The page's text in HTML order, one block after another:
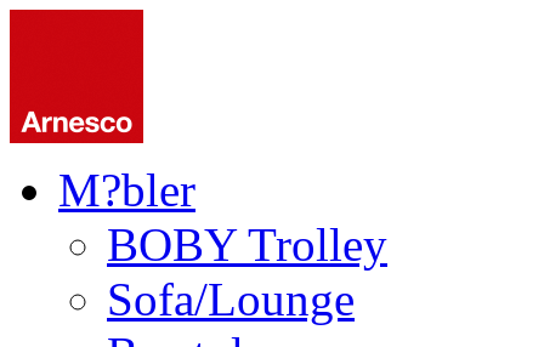
M?bler
BOBY Trolley
Sofa/Lounge